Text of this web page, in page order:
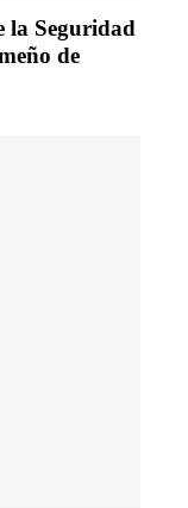
la Seguridad
de